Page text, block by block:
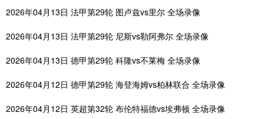
2026年04月13日 法甲第29轮 图卢兹vs里尔 全场录像
2026年04月13日 法甲第29轮 尼斯vs勒阿弗尔 全场录像
2026年04月13日 德甲第29轮 科隆vs不莱梅 全场录像
2026年04月12日 德甲第29轮 海登海姆vs柏林联合 全场录像
2026年04月12日 英超第32轮 布伦特福德vs埃弗顿 全场录像